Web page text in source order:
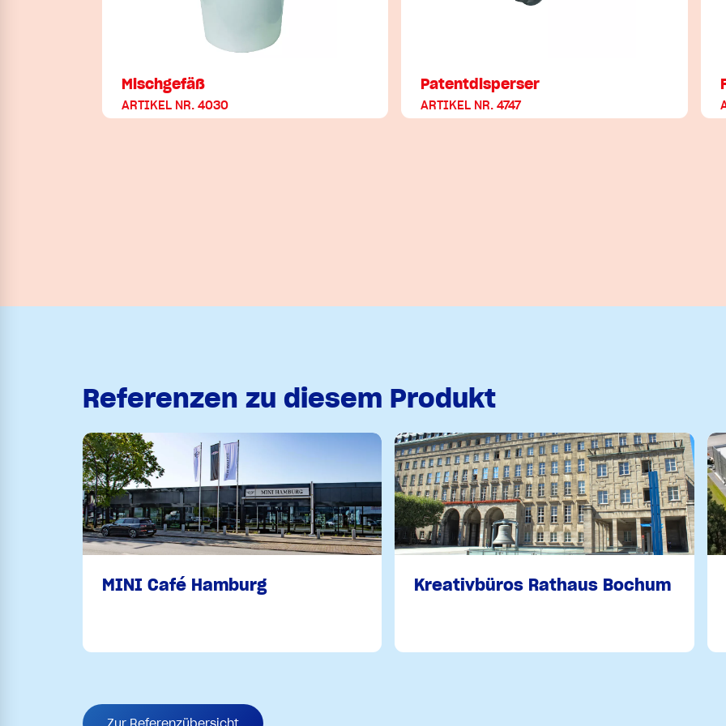
Mischgefäß
ARTIKEL NR. 4030
Patentdisperser
ARTIKEL NR. 4747
Referenzen zu diesem Produkt
MINI Café Hamburg Kreativbüros Rathaus Bochum